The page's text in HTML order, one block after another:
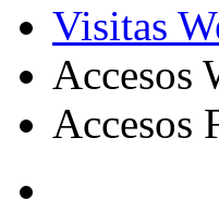
Visitas
Accesos
Accesos